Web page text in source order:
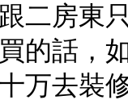
跟二房東
買的話，
万去裝